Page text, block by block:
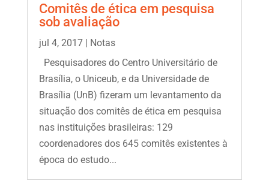
Comitês de ética em pesquisa
sob avaliação
jul 4, 2017| Notas
Pesquisadores do Centro Universitário de
Brasília, o Uniceub, e da Universidade de
Brasília (UnB) fizeram um levantamento da
situação dos comitês de ética em pesquisa
nas instituições brasileiras: 129
coordenadores dos 645 comitês existentes à
época do estudo...